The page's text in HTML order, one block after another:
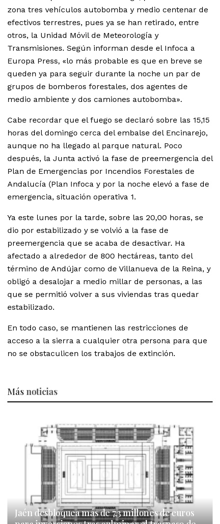
zona tres vehículos autobomba y medio centenar de
efectivos terrestres, pues ya se han retirado, entre
otros, la Unidad Móvil de Meteorología y
Transmisiones. Según informan desde el Infoca a
Europa Press, «lo más probable es que en breve se
queden ya para seguir durante la noche un par de
grupos de bomberos forestales, dos agentes de
medio ambiente y dos camiones autobomba».
Cabe recordar que el fuego se declaró sobre las 15,15
horas del domingo cerca del embalse del Encinarejo,
aunque no ha llegado al parque natural. Poco
después, la Junta activó la fase de preemergencia del
Plan de Emergencias por Incendios Forestales de
Andalucía (Plan Infoca y por la noche elevó a fase de
emergencia, situación operativa 1.
Ya este lunes por la tarde, sobre las 20,00 horas, se
dio por estabilizado y se volvió a la fase de
preemergencia que se acaba de desactivar. Ha
afectado a alrededor de 800 hectáreas, tanto del
término de Andújar como de Villanueva de la Reina, y
obligó a desalojar a medio millar de personas, a las
que se permitió volver a sus viviendas tras quedar
estabilizado.
En todo caso, se mantienen las restricciones de
acceso a la sierra a cualquier otra persona para que
no se obstaculicen los trabajos de extinción.
Más noticias
Jaén desbloquea más de 7,3 millones de euros